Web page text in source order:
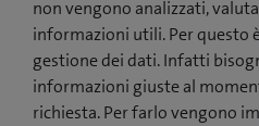
non vengono analizzati,
informazioni utili. Per questo
gestione dei dati. Infatti
informazioni giuste al
richiesta. Per farlo vengono